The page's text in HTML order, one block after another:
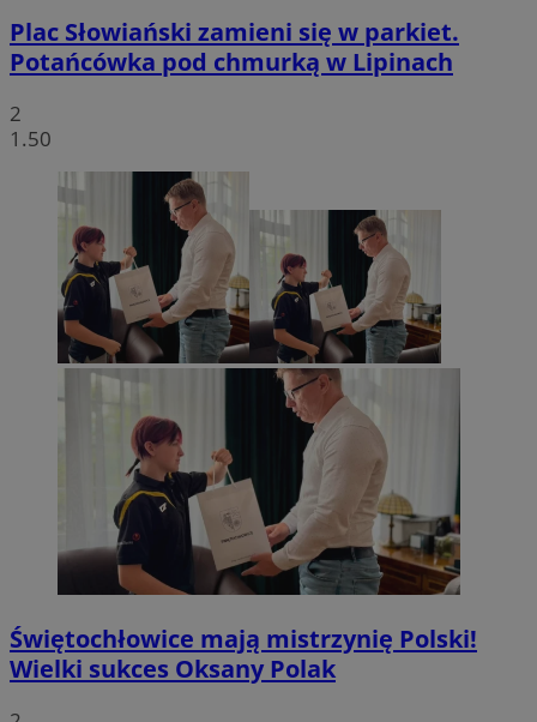
Plac Słowiański zamieni się w parkiet.
Potańcówka pod chmurką w Lipinach
2
1.50
Świętochłowice mają mistrzynię Polski!
Wielki sukces Oksany Polak